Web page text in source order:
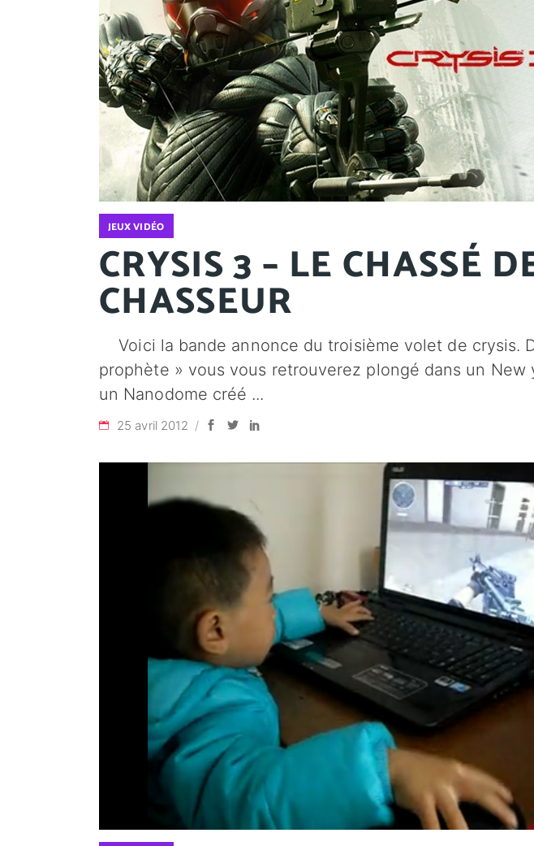
JEUX VIDÉO
CRYSIS 3 – LE CHASSÉ
CHASSEUR
Voici la bande annonce du troisième volet de crysis.
prophète » vous vous retrouverez plongé dans un New
un Nanodome créé
25 avril 2012